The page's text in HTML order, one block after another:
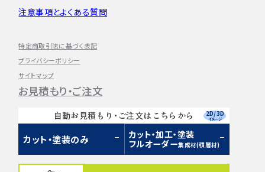
注意事項とよくある質問
特定商取引法に基づく表記
プライバシーポリシー
サイトマップ
お見積もり・ご注文
自動お見積もり・ご注文はこちらから
カット・塗装のみ
カット・加工・塗装
フルオーダー集成材(積層材)
2D/3D
イメージ